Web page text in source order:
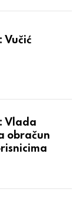
Vučić
Vlada
obračun